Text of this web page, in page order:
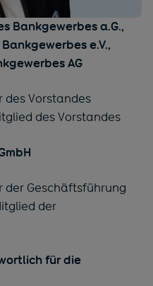
Bankgewerbes a.G.,
e.V.,
AG
des Vorstandes
des Vorstandes
der Geschäftsführung
der
für die